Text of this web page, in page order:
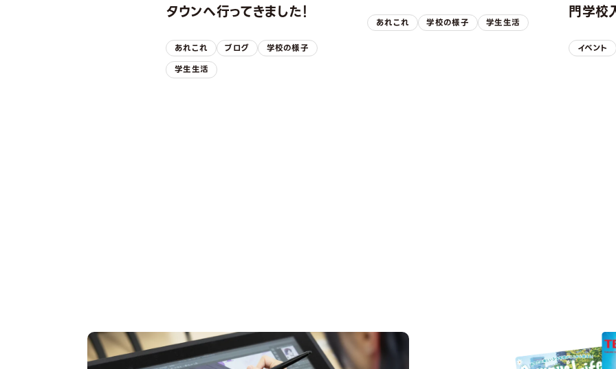
タウンへ行ってきました！
あれこれ ブログ
学校の様子
学生生活
あれこれ 学校の様子 学生生活
門学校
イベント